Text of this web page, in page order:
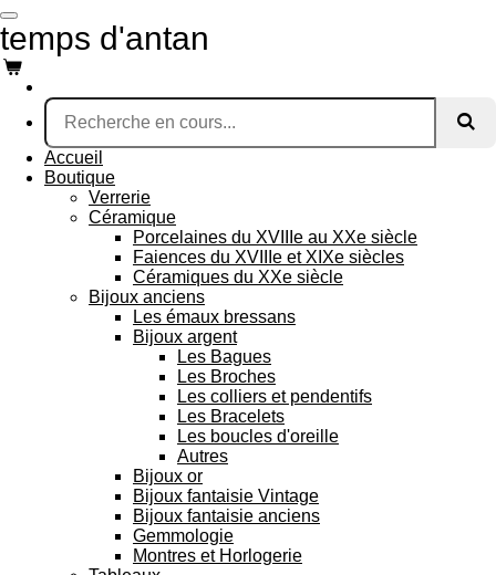
Passer
au
contenu
principal
temps d'antan
Accueil
Boutique
Verrerie
Céramique
Porcelaines du XVIIIe au XXe siècle
Faiences du XVIIIe et XIXe siècles
Céramiques du XXe siècle
Bijoux anciens
Les émaux bressans
Bijoux argent
Les Bagues
Les Broches
Les colliers et pendentifs
Les Bracelets
Les boucles d'oreille
Autres
Bijoux or
Bijoux fantaisie Vintage
Bijoux fantaisie anciens
Gemmologie
Montres et Horlogerie